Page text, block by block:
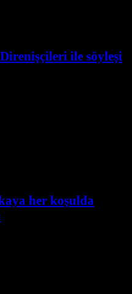
ile söyleşi
her koşulda